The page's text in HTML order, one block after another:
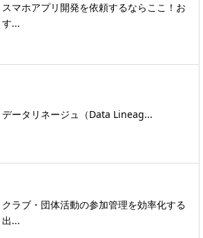
スマホアプリ開発を依頼するならここ！お
す...
データリネージュ（Data Lineag...
クラブ・団体活動の参加管理を効率化する
出...